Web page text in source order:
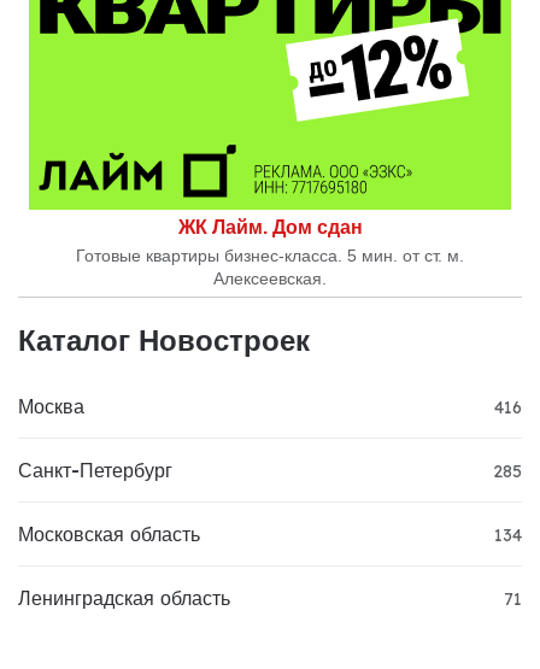
ЖК Лайм. Дом сдан
Готовые квартиры бизнес-класса. 5 мин. от ст. м.
Алексеевская.
Каталог Новостроек
Москва 416
Санкт-Петербург 285
Московская область 134
Ленинградская область 71